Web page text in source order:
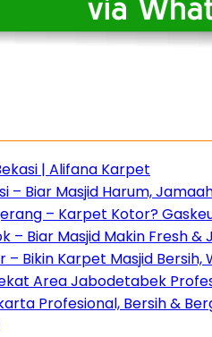
| Alifana Karpet
– Biar Masjid Harum,
– Karpet Kotor?
– Biar Masjid Makin Fresh
Bikin Karpet Masjid Bersih,
Area Jabodetabek
Profesional, Bersih &